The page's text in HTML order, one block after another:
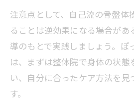
整体で推奨される毎日
習慣
ぽっこりお腹改善に
体法
注意点として、自己流の骨盤体
ることは逆効果になる場合があ
導のもとで実践しましょう。ぽ
は、まずは整体院で身体の状態
い、自分に合ったケア方法を見
す。